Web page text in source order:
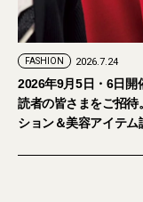
試着フェス®︎」に
年秋冬ファッ
題】
【
ピ
に